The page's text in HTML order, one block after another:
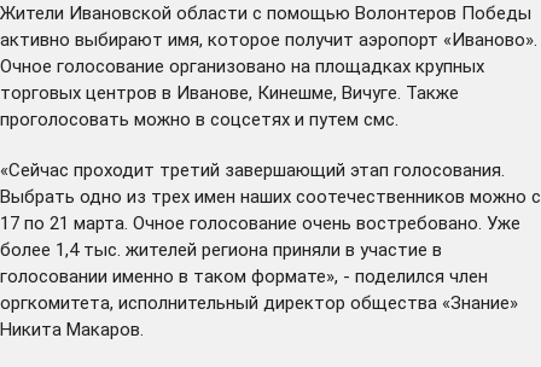
Жители Ивановской области с помощью Волонтеров Победы
активно выбирают имя, которое получит аэропорт «Иваново».
Очное голосование организовано на площадках крупных
торговых центров в Иванове, Кинешме, Вичуге. Также
проголосовать можно в соцсетях и путем смс.
«Сейчас проходит третий завершающий этап голосования.
Выбрать одно из трех имен наших соотечественников можно с
17 по 21 марта. Очное голосование очень востребовано. Уже
более 1,4 тыс. жителей региона приняли в участие в
голосовании именно в таком формате», - поделился член
оргкомитета, исполнительный директор общества «Знание»
Никита Макаров.